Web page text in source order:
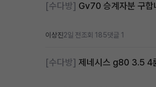
[수다방] Gv70 승계자분 구합
이상진2일 전조회 185댓글 1
[수다방] 제네시스 g80 3.5 4